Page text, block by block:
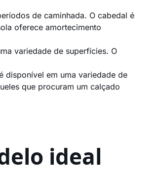
de caminhada. O cabedal é
oferece amortecimento
variedade de superfícies. O
disponível em uma variedade de
que procuram um calçado
ideal